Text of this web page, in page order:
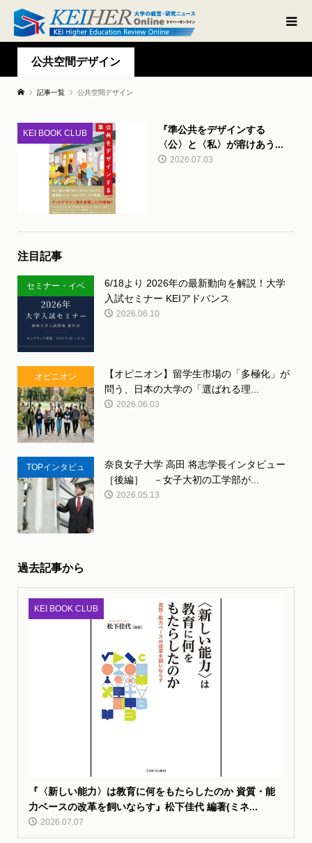
公共空間デザイン
記事一覧 公共空間デザイン
KEI BOOK CLUB
『準公共をデザインする
〈公〉と〈私〉が溶けあう...
2026.07.03
注目記事
セミナー・イベ
ント
6/18より 2026年の最新動向を解説！大学
入試セミナー KEIアドバンス
2026.06.10
オピニオン
【オピニオン】留学生市場の「多極化」が
問う、日本の大学の「選ばれる理...
2026.06.03
TOPインタビュ
ー
奈良女子大学 高田 将志学長インタビュー
［後編］ －女子大初の工学部が...
2026.05.13
過去記事から
KEI BOOK CLUB
『〈新しい能力〉は教育に何をもたらしたのか 資質・能
力ベースの改革を飼いならす』松下佳代 編著(ミネ...
2026.07.07